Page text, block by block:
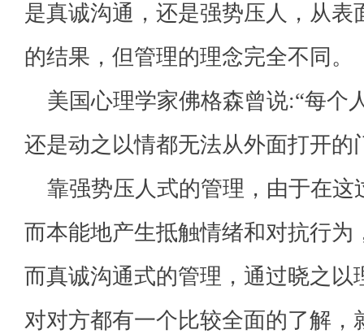
是真诚沟通，还是强势压人，从表
的结果，但管理的理念完全不同。
美国心理学家佛格森曾说:“每个
还是动之以情都无法从外面打开的
靠强势压人式的管理，由于在
而本能地产生抵触情绪和对抗行为
而真诚沟通式的管理，通过晓之以
对对方都有一个比较全面的了解，